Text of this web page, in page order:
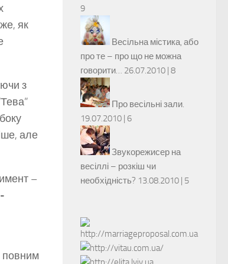
як
з
але
–
повним
9
Весільна містика, або
про те – про що не можна
говорити… 26.07.2010 | 8
Про весільні зали.
19.07.2010 | 6
Звукорежисер на
весіллі – розкіш чи
необхідність? 13.08.2010 | 5